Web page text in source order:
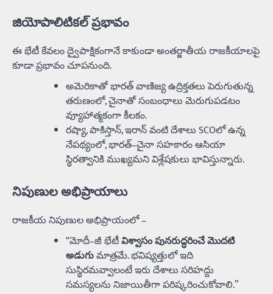
జియోపాలిటికల్ ప్రభావం
ఈ భేటీ కేవలం ద్వైపాక్షికంగానే కాకుండా అంతర్జాతీయ రాజకీయాలపై
కూడా ప్రభావం చూపనుంది.
అమెరికాతో భారత్ వాణిజ్య ఉద్రిక్తతలు పెరుగుతున్న
తరుణంలో, చైనాతో సంబంధాలు మెరుగుపడటం
వ్యూహాత్మకంగా కీలకం.
రష్యా, పాకిస్తాన్, ఇరాన్ వంటి దేశాలు SCOలో ఉన్న
నేపథ్యంలో, భారత్–చైనా సహకారం ఆసియా
స్థిరత్వానికి ముఖ్యమని విశ్లేషకులు భావిస్తున్నారు.
నిపుణుల అభిప్రాయాలు
రాజకీయ నిపుణుల అభిప్రాయంలో –
“మోదీ–జీ భేటీవిశ్వాసం పునరుద్ధరించే మొదటి
అడుగుమాత్రమే. భవిష్యత్తులో ఇది
సుస్థిరమవ్వాలంటే ఇరు దేశాలు సరిహద్దు
సమస్యలను నిజాయితీగా పరిష్కరించుకోవాలి.”